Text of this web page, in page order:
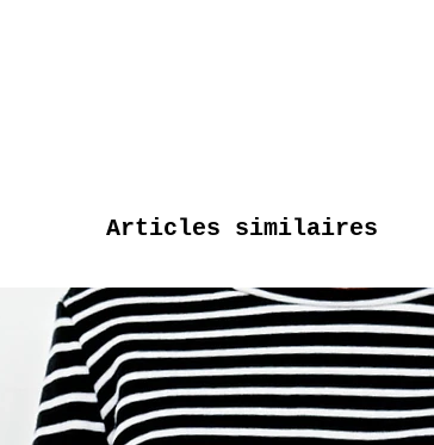
Articles similaires